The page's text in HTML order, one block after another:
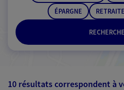
ÉPARGNE
RETRAITE
10 résultats correspondent à